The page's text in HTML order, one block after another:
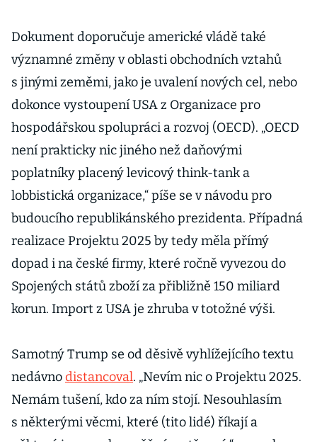
Dokument doporučuje americké vládě také
významné změny v oblasti obchodních vztahů
s jinými zeměmi, jako je uvalení nových cel, nebo
dokonce vystoupení USA z Organizace pro
hospodářskou spolupráci a rozvoj (OECD). „OECD
není prakticky nic jiného než daňovými
poplatníky placený levicový think-tank a
lobbistická organizace,“ píše se v návodu pro
budoucího republikánského prezidenta. Případná
realizace Projektu 2025 by tedy měla přímý
dopad i na české firmy, které ročně vyvezou do
Spojených států zboží za přibližně 150 miliard
korun. Import z USA je zhruba v totožné výši.
Samotný Trump se od děsivě vyhlížejícího textu
nedávnodistancoval. „Nevím nic o Projektu 2025.
Nemám tušení, kdo za ním stojí. Nesouhlasím
s některými věcmi, které (tito lidé) říkají a